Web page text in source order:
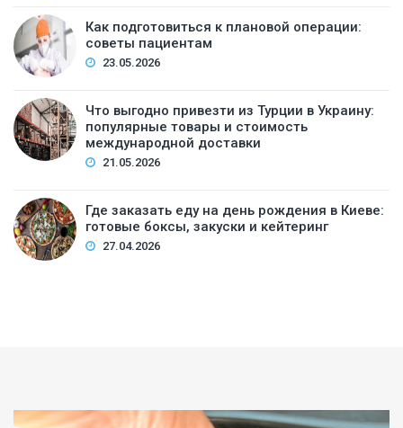
Как подготовиться к плановой операции:
советы пациентам
23.05.2026
Что выгодно привезти из Турции в Украину:
популярные товары и стоимость
международной доставки
21.05.2026
Где заказать еду на день рождения в Киеве:
готовые боксы, закуски и кейтеринг
27.04.2026